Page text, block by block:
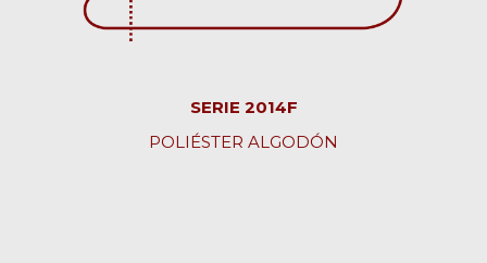
SERIE 2014F
POLIÉSTER ALGODÓN